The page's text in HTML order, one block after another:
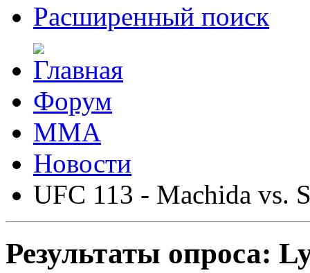
Расширенный поиск
Форум
ММА
Новости
UFC 113 - Machida vs.
Результаты опроса: